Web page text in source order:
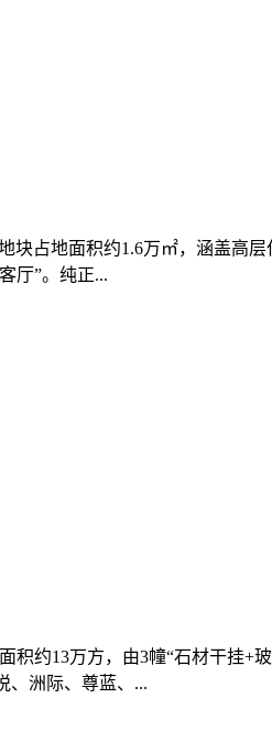
块占地面积约1.6万㎡，涵盖高
厅”。纯正...
积约13万方，由3幢“石材干挂
、洲际、尊蓝、...